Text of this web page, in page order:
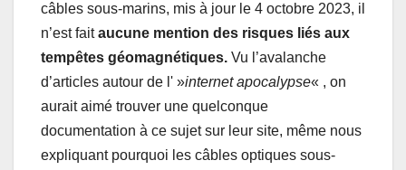
câbles sous-marins, mis à jour le 4 octobre 2023, il
n’est faitaucune mention des risques liés aux
tempêtes géomagnétiques. Vu l’avalanche
d’articles autour de l' »internet apocalypse« , on
aurait aimé trouver une quelconque
documentation à ce sujet sur leur site, même nous
expliquant pourquoi les câbles optiques sous-